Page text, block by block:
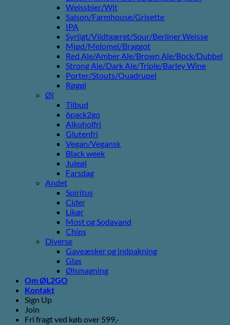
Weissbier/Wit
Saison/Farmhouse/Grisette
IPA
Syrligt/Vildtgæret/Sour/Berliner Weisse
Mjød/Melomel/Braggot
Red Ale/Amber Ale/Brown Ale/Bock/Dubbel
Strong Ale/Dark Ale/Triple/Barley Wine
Porter/Stouts/Quadrupel
Røgøl
Øl
Tilbud
6pack2go
Alkoholfri
Glutenfri
Vegan/Vegansk
Black week
Juleøl
Farsdag
Andet
Spiritus
Cider
Likør
Most og Sodavand
Chips
Diverse
Gaveæsker og indpakning
Glas
Ølsmagning
Om ØL2GO
Kontakt
Sign Up
Join
Fri fragt ved køb over 599,-